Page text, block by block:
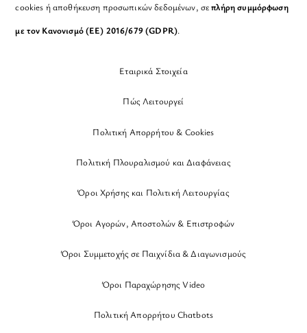
cookies ή αποθήκευση προσωπικών δεδομένων, σεπλήρη συμμόρφωση
με τον Κανονισμό (ΕΕ) 2016/679 (GDPR).
Εταιρικά Στοιχεία
Πώς Λειτουργεί
Πολιτική Απορρήτου & Cookies
Πολιτική Πλουραλισμού και Διαφάνειας
Όροι Χρήσης και Πολιτική Λειτουργίας
Όροι Αγορών, Αποστολών & Επιστροφών
Όροι Συμμετοχής σε Παιχνίδια & Διαγωνισμούς
Όροι Παραχώρησης Video
Πολιτική Απορρήτου Chatbots